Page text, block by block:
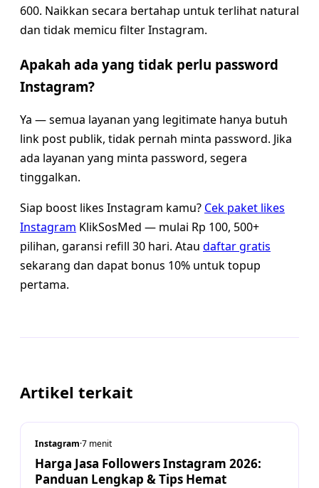
600. Naikkan secara bertahap untuk terlihat natural
dan tidak memicu filter Instagram.
Apakah ada yang tidak perlu password
Instagram?
Ya — semua layanan yang legitimate hanya butuh
link post publik, tidak pernah minta password. Jika
ada layanan yang minta password, segera
tinggalkan.
Siap boost likes Instagram kamu? Cek paket likes
Instagram KlikSosMed — mulai Rp 100, 500+
pilihan, garansi refill 30 hari. Atau daftar gratis
sekarang dan dapat bonus 10% untuk topup
pertama.
Artikel terkait
Instagram·7 menit
Harga Jasa Followers Instagram 2026:
Panduan Lengkap & Tips Hemat